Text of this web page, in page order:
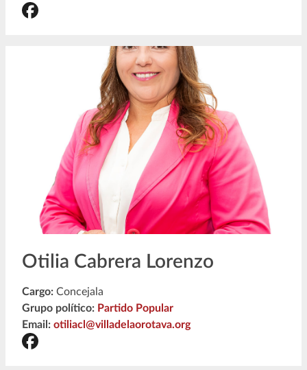
Otilia Cabrera Lorenzo
Cargo: Concejala
Grupo político: Partido Popular
Email: otiliacl@villadelaorotava.org